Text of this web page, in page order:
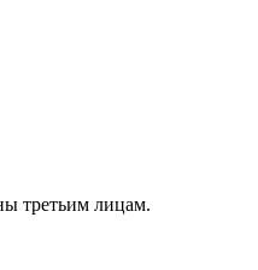
третьим лицам.